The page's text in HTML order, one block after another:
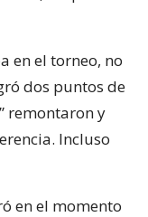
en el torneo, no
dos puntos de
remontaron y
Incluso
en el momento